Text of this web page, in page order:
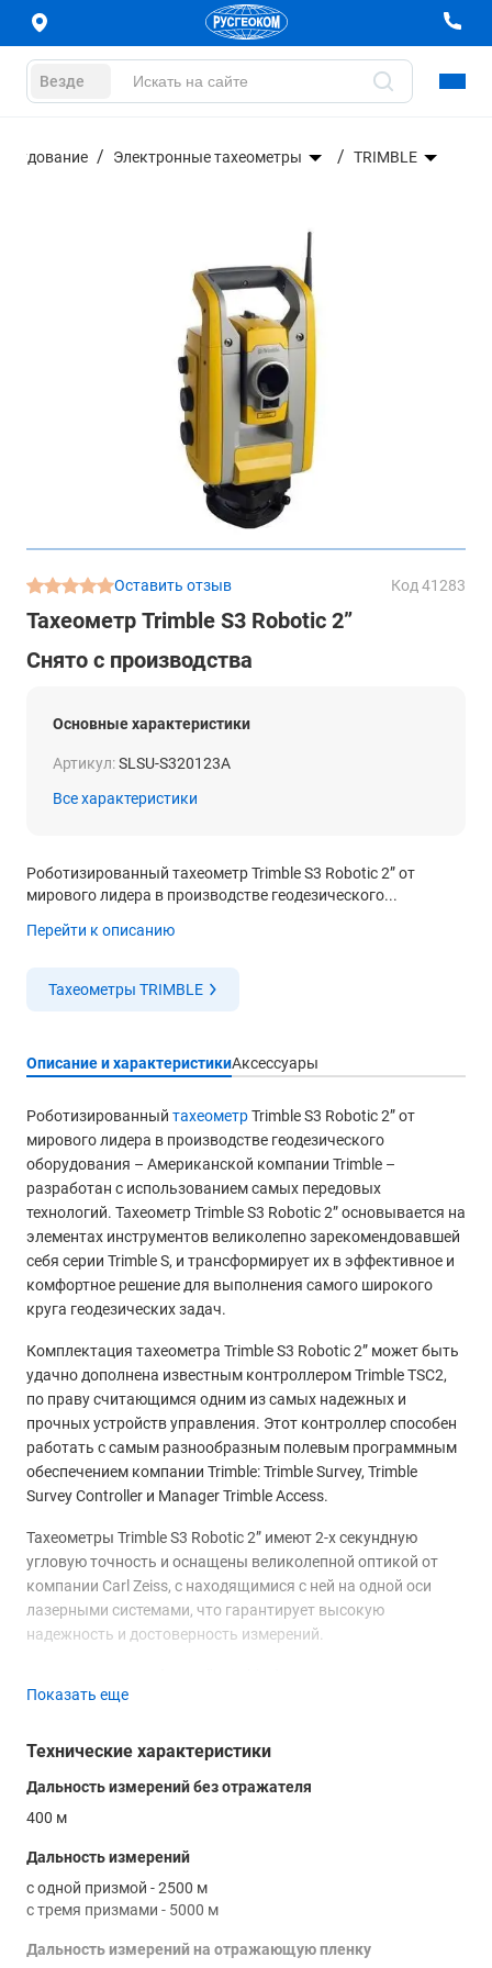
Везде
Электронные тахеометры TRIMBLE
Оставить отзыв Код 41283
Тахеометр Trimble S3 Robotic 2”
Снято с производства
Основные характеристики
Артикул:SLSU-S320123A
Все характеристики
Роботизированный тахеометр Trimble S3 Robotic 2” от
мирового лидера в производстве геодезического...
Перейти к описанию
Тахеометры TRIMBLE
Описание и характеристикиАксессуары
Роботизированный тахеометрTrimble S3 Robotic 2” от
мирового лидера в производстве геодезического
оборудования – Американской компании Trimble –
разработан с использованием самых передовых
технологий. Тахеометр Trimble S3 Robotic 2” основывается на
элементах инструментов великолепно зарекомендовавшей
себя серии Trimble S, и трансформирует их в эффективное и
комфортное решение для выполнения самого широкого
круга геодезических задач.
Комплектация тахеометра Trimble S3 Robotic 2” может быть
удачно дополнена известным контроллером Trimble TSC2,
по праву считающимся одним из самых надежных и
прочных устройств управления. Этот контроллер способен
работать с самым разнообразным полевым программным
обеспечением компании Trimble: Trimble Survey, Trimble
Survey Controller и Manager Trimble Access.
Тахеометры Trimble S3 Robotic 2” имеют 2-х секундную
угловую точность и оснащены великолепной оптикой от
компании Carl Zeiss, с находящимися с ней на одной оси
лазерными системами, что гарантирует высокую
надежность и достоверность измерений.
технология DR позволяет выполнять съемку без
Оператор может производить измерения до недоступных
Точность измерений при этом остается неизменно высокой.
Расстояние безотражательной съемки может достигать 200
незаменимым при работах в горной местности, местах с
сильнопересеченным рельефом, застроенной территории.
Используя режим DR можно с легкостью производить
измерения до высоко расположенных труб и проводов,
Показать еще
Технические характеристики
Дальность измерений без отражателя
400 м
Дальность измерений
с одной призмой - 2500 м
с тремя призмами - 5000 м
Дальность измерений на отражающую пленку